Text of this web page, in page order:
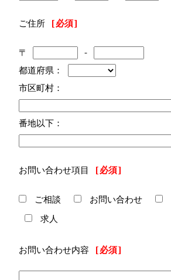
ご住所 [必須]
〒
-
都道府県：
市区町村：
番地以下：
お問い合わせ項目 [必須]
ご相談 お問い合わせ
求人
お問い合わせ内容 [必須]